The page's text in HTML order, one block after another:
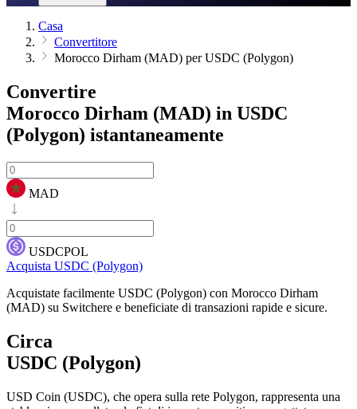
Casa
Convertitore
Morocco Dirham (MAD) per USDC (Polygon)
Convertire
Morocco Dirham (MAD) in USDC
(Polygon) istantaneamente
MAD
USDCPOL
Acquista USDC (Polygon)
Acquistate facilmente USDC (Polygon) con Morocco Dirham
(MAD) su Switchere e beneficiate di transazioni rapide e sicure.
Circa
USDC (Polygon)
USD Coin (USDC), che opera sulla rete Polygon, rappresenta una